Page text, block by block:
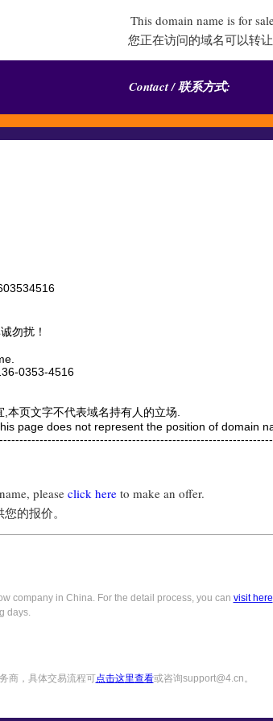
This domain name is for
您正在访问的域名可以转
Contact / 联系方式:
勿扰！
0353-4516
页文字不代表域名持有人的立场.
page does not represent the position of domain
pleaseclick hereto make an offer.
的报价。
company in China. For the detail process, you can visit here
days.
商，具体交易流程可点击这里查看或咨询support@4.cn。